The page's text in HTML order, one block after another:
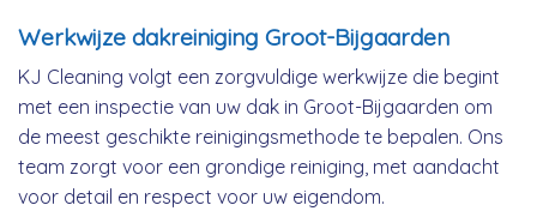
Werkwijze dakreiniging Groot-Bijgaarden
KJ Cleaning volgt een zorgvuldige werkwijze die begint
met een inspectie van uw dak in Groot-Bijgaarden om
de meest geschikte reinigingsmethode te bepalen. Ons
team zorgt voor een grondige reiniging, met aandacht
voor detail en respect voor uw eigendom.